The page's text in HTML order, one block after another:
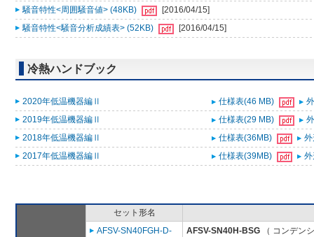
騒音特性<周囲騒音値> (48KB)
[2016/04/15]
騒音特性<騒音分析成績表> (52KB)
[2016/04/15]
冷熱ハンドブック
2020年低温機器編Ⅱ 仕様表(46 MB)
2019年低温機器編Ⅱ
仕様表(29 MB)
2018年低温機器編Ⅱ
仕様表(36MB)
2017年低温機器編Ⅱ
仕様表(39MB)
セット形名
AFSV-SN40FGH-D-
AFSV-SN40H-BSG （ コンデン